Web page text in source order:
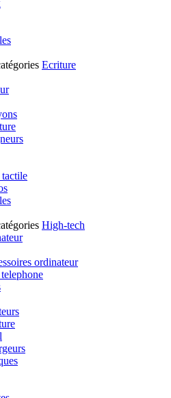
Ecriture
tactile
High-tech
ordinateur